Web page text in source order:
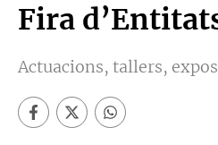
Fira
Actuacions, tallers,